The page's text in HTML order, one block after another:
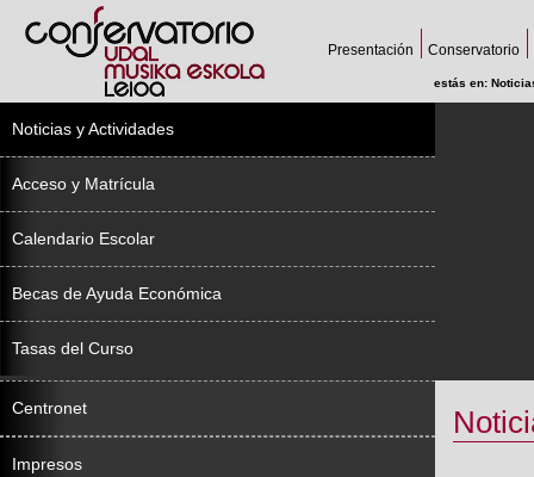
Presentación Conservatorio
estás en:
Noticias y Actividades
Acceso y Matrícula
Calendario Escolar
Becas de Ayuda Económica
Tasas del Curso
Centronet
Impresos